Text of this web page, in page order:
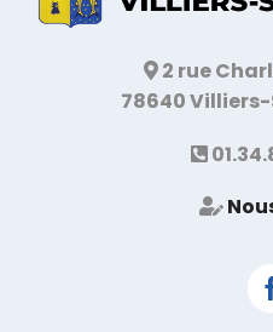
2 rue
78640